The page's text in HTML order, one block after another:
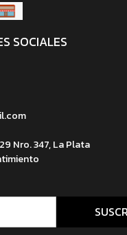
SOCIALES
Nro. 347, La Plata